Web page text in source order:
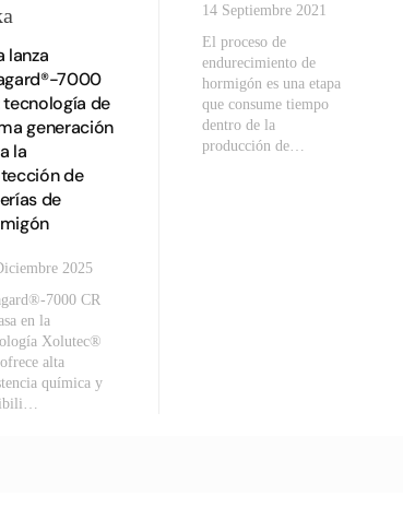
lanza
7000
tecnología de
generación
la
de
de
2025
7000 CR
en la
Xolutec®
alta
química y
14 Septiembre 2021
El proceso de
endurecimiento de
hormigón es una etapa
que consume tiempo
dentro de la
producción de…